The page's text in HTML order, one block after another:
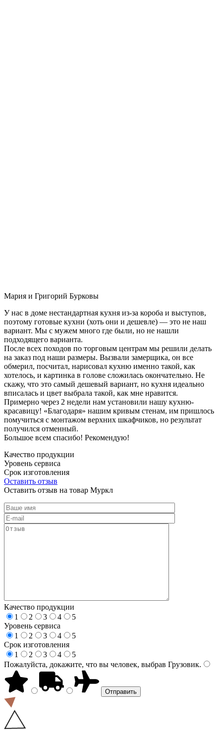
Мария и Григорий Бурковы
У нас в доме нестандартная кухня из-за короба и выступов,
поэтому готовые кухни (хоть они и дешевле) — это не наш
вариант. Мы с мужем много где были, но не нашли
подходящего варианта.
После всех походов по торговым центрам мы решили делать
на заказ под наши размеры. Вызвали замерщика, он все
обмерил, посчитал, нарисовал кухню именно такой, как
хотелось, и картинка в голове сложилась окончательно. Не
скажу, что это самый дешевый вариант, но кухня идеально
вписалась и цвет выбрала такой, как мне нравится.
Примерно через 2 недели нам установили нашу кухню-
красавицу! «Благодаря» нашим кривым стенам, им пришлось
помучиться с монтажом верхних шкафчиков, но результат
получился отменный.
Большое всем спасибо! Рекомендую!
Качество продукции
Уровень сервиса
Срок изготовления
Оставить отзыв
Оставить отзыв на товар Муркл
Качество продукции
1
2 3 4
5
Уровень сервиса
1
2 3 4
5
Срок изготовления
1
2 3 4
5
Пожалуйста, докажите, что вы человек, выбрав Грузовик.